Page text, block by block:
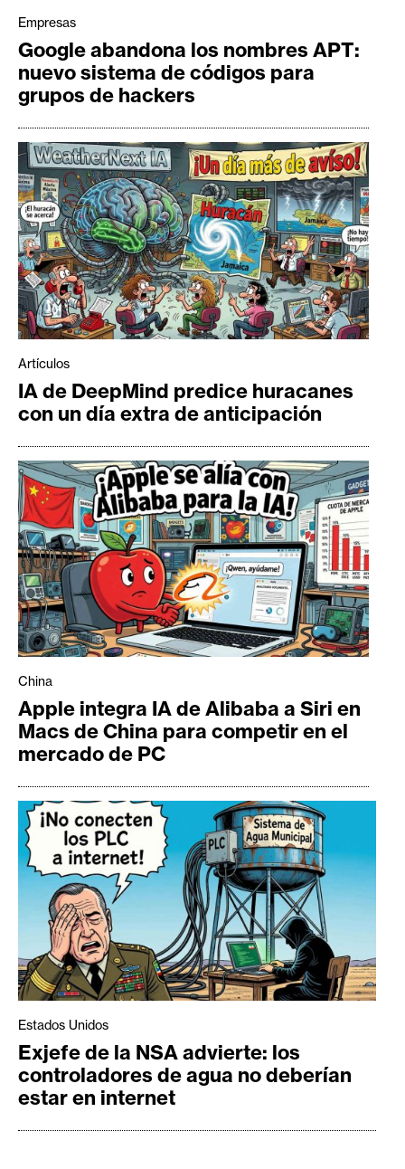
Empresas
Google abandona los nombres APT:
nuevo sistema de códigos para
grupos de hackers
Artículos
IA de DeepMind predice huracanes
con un día extra de anticipación
China
Apple integra IA de Alibaba a Siri en
Macs de China para competir en el
mercado de PC
Estados Unidos
Exjefe de la NSA advierte: los
controladores de agua no deberían
estar en internet